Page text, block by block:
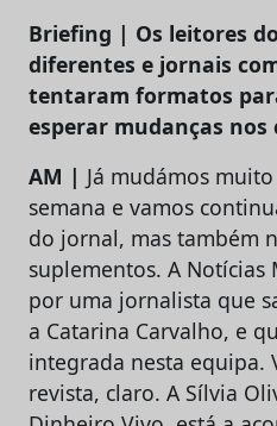
Briefing | Os leitores
diferentes e jornais
tentaram formatos
esperar mudanças nos
AM | Já mudámos
semana e vamos
do jornal, mas também
suplementos. A
por uma jornalista que
a Catarina Carvalho, e
integrada nesta equipa.
revista, claro. A Sílvia